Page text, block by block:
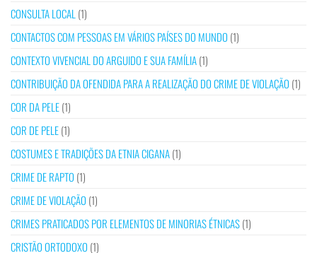
CONSULTA LOCAL (1)
CONTACTOS COM PESSOAS EM VÁRIOS PAÍSES DO MUNDO (1)
CONTEXTO VIVENCIAL DO ARGUIDO E SUA FAMÍLIA(1)
CONTRIBUIÇÃO DA OFENDIDA PARA A REALIZAÇÃO DO CRIME DE VIOLAÇÃO (1)
COR DA PELE(1)
COR DE PELE(1)
COSTUMES E TRADIÇÕES DA ETNIA CIGANA(1)
CRIME DE RAPTO (1)
CRIME DE VIOLAÇÃO (1)
CRIMES PRATICADOS POR ELEMENTOS DE MINORIAS ÉTNICAS(1)
CRISTÃO ORTODOXO (1)